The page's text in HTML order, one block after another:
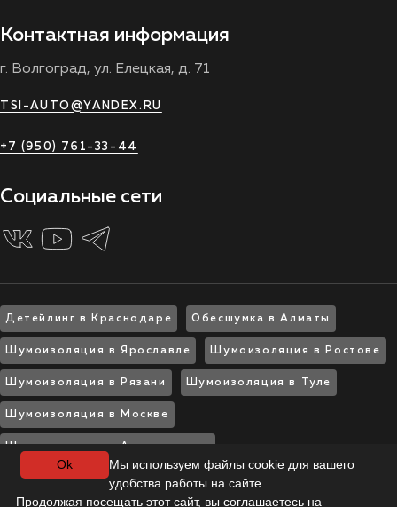
Контактная информация
г. Волгоград, ул. Елецкая, д. 71
TSI-AUTO@YANDEX.RU
+7 (950) 761-33-44
Социальные сети
Детейлинг в Краснодаре Обесшумка в Алматы
Шумоизоляция в Ярославле Шумоизоляция в Ростове
Шумоизоляция в Рязани Шумоизоляция в Туле
Шумоизоляция в Москве
Шумоизоляция в Архангельске
Шумоизоляция в Воронеже
Ok
Мы используем файлы cookie для вашего
удобства работы на сайте.
Продолжая посещать этот сайт, вы соглашаетесь на